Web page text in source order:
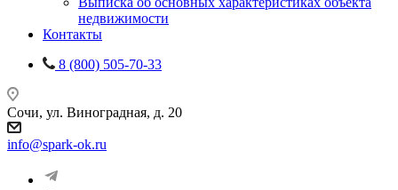
недвижимости
Контакты
8 (800) 505-70-33
Сочи, ул. Виноградная, д. 20
info@spark-ok.ru